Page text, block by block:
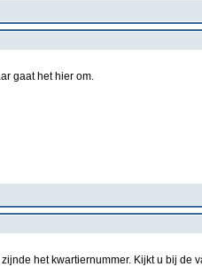
gaat het hier om.
het kwartiernummer. Kijkt u bij de